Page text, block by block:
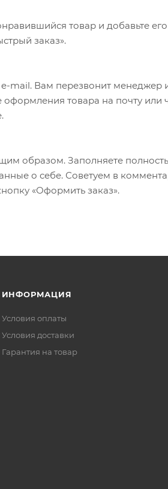
товар и добавьте
заказ».
Вам перезвонит менеджер и
оформления товара на почту или
образом. Заполняете
о себе. Советуем в
«Оформить заказ».
ИНФОРМАЦИЯ
Условия оплаты
Условия доставки
Гарантия на товар